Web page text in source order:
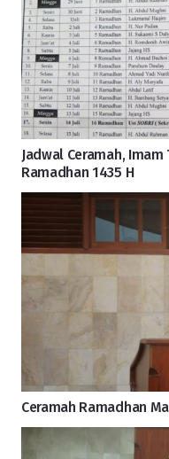
Jadwal Ceramah,
Ramadhan 1435 H
Ceramah Ramadhan